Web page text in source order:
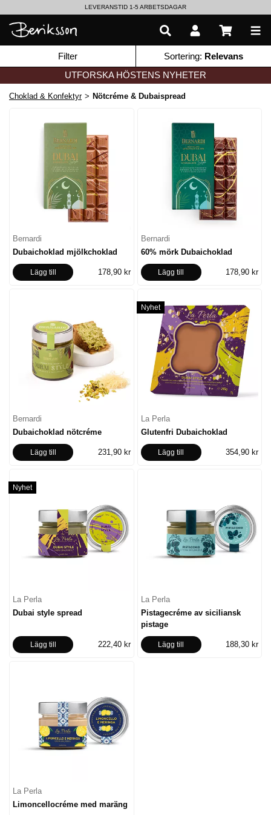
LEVERANSTID 1-5 ARBETSDAGAR
Filter Sortering: Relevans
UTFORSKA HÖSTENS NYHETER
Choklad & Konfektyr > Nötcréme & Dubaispread
Bernardi
Dubaichoklad mjölkchoklad
Lägg till 178,90 kr
Bernardi
60% mörk Dubaichoklad
Lägg till 178,90 kr
Bernardi
Dubaichoklad nötcréme
Lägg till 231,90 kr
Nyhet
La Perla
Glutenfri Dubaichoklad
Lägg till 354,90 kr
Nyhet
La Perla
Dubai style spread
Lägg till 222,40 kr
La Perla
Pistagecréme av siciliansk
pistage
Lägg till 188,30 kr
La Perla
Limoncellocréme med maräng